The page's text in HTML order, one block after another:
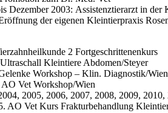
Dezember 2003: Assistenztierarzt in
der eigenen Kleintierpraxis
2 Fortgeschrittenenkurs
Kleintiere Abdomen/Steyer
Workshop – Klin. Diagnostik/Wien
Vet Workshop/Wien
2005, 2006, 2007, 2008, 2009,
AO Vet Kurs Frakturbehandlung